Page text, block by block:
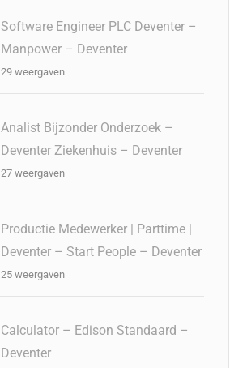
Software Engineer PLC Deventer –
Manpower – Deventer
29 weergaven
Analist Bijzonder Onderzoek –
Deventer Ziekenhuis – Deventer
27 weergaven
Productie Medewerker | Parttime |
Deventer – Start People – Deventer
25 weergaven
Calculator – Edison Standaard –
Deventer